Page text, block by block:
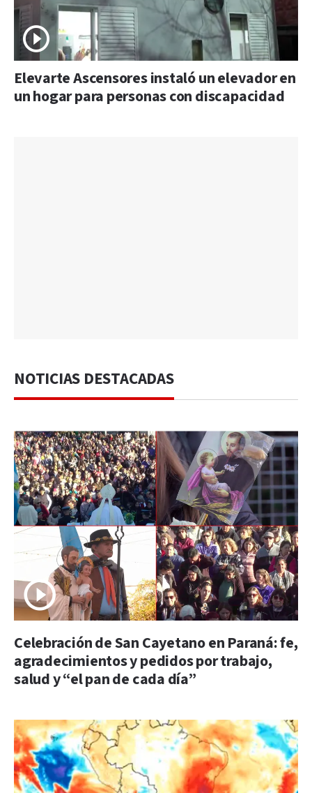
Elevarte Ascensores instaló un elevador en
un hogar para personas con discapacidad
NOTICIAS DESTACADAS
Celebración de San Cayetano en Paraná: fe,
agradecimientos y pedidos por trabajo,
salud y “el pan de cada día”